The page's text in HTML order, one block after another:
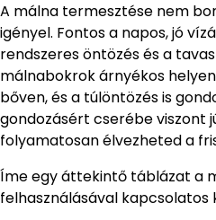
A málna termesztése nem
igényel. Fontos a napos, jó
rendszeres öntözés és a
málnabokrok árnyékos
bőven, és a túlöntözés is
gondozásért cserébe viszont
folyamatosan élvezheted a
Íme egy áttekintő táblázat a
felhasználásával